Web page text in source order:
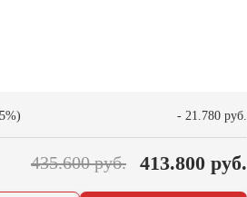
- 21.780 руб.
435.600 руб. 413.800 руб.